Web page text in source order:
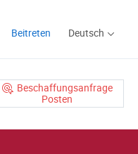
Beitreten Deutsch
Beschaffungsanfrage
Posten